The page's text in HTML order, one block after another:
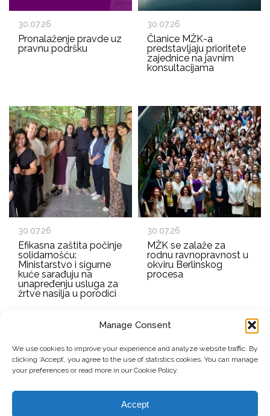
Manage Consent
We use cookies to improve your experience and analyze website traffic. By
clicking ‘Accept’, you agree to the use of statistics cookies. You can manage
your preferences or read more in our Cookie Policy.
Accept
30.07.26
Pronalaženje pravde uz
pravnu podršku
30.07.26
Članice MŽK-a
predstavljaju prioritete
zajednice na javnim
konsultacijama
30.07.26
Efikasna zaštita počinje
solidarnošću:
Ministarstvo i sigurne
kuće sarađuju na
unapređenju usluga za
žrtve nasilja u porodici
30.07.26
MŽK se zalaže za
rodnu ravnopravnost u
okviru Berlinskog
procesa
EMAIL ADDRESS
© Copyright, 2026 . Mreža Žena Kosova. Sva prava zadržana.